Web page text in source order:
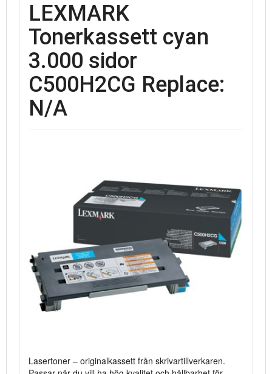
LEXMARK
Tonerkassett cyan
3.000 sidor
C500H2CG Replace:
N/A
Lasertoner – originalkassett från skrivartillverkaren.